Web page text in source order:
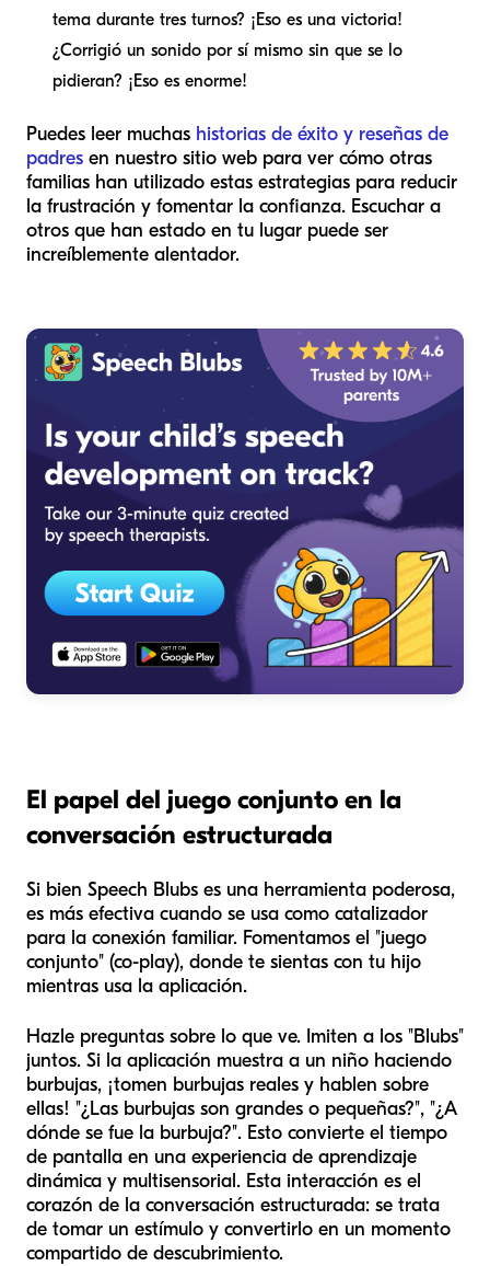
tema durante tres turnos? ¡Eso es una victoria!
¿Corrigió un sonido por sí mismo sin que se lo
pidieran? ¡Eso es enorme!
Puedes leer muchas historias de éxito y reseñas de
padres en nuestro sitio web para ver cómo otras
familias han utilizado estas estrategias para reducir
la frustración y fomentar la confianza. Escuchar a
otros que han estado en tu lugar puede ser
increíblemente alentador.
El papel del juego conjunto en la
conversación estructurada
Si bien Speech Blubs es una herramienta poderosa,
es más efectiva cuando se usa como catalizador
para la conexión familiar. Fomentamos el "juego
conjunto" (co-play), donde te sientas con tu hijo
mientras usa la aplicación.
Hazle preguntas sobre lo que ve. Imiten a los "Blubs"
juntos. Si la aplicación muestra a un niño haciendo
burbujas, ¡tomen burbujas reales y hablen sobre
ellas! "¿Las burbujas son grandes o pequeñas?", "¿A
dónde se fue la burbuja?". Esto convierte el tiempo
de pantalla en una experiencia de aprendizaje
dinámica y multisensorial. Esta interacción es el
corazón de la conversación estructurada: se trata
de tomar un estímulo y convertirlo en un momento
compartido de descubrimiento.